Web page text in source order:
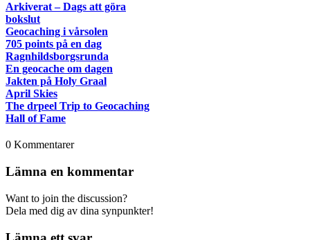
Arkiverat – Dags att göra
bokslut
Geocaching i vårsolen
705 points på en dag
Ragnhildsborgsrunda
En geocache om dagen
Jakten på Holy Graal
April Skies
The drpeel Trip to Geocaching
Hall of Fame
0 Kommentarer
Lämna en kommentar
Want to join the discussion?
Dela med dig av dina synpunkter!